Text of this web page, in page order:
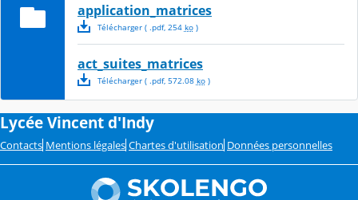
application_matrices
Télécharger( .pdf, 254 ko)
act_suites_matrices
Télécharger( .pdf, 572.08 ko)
Lycée Vincent d'Indy
Contacts Mentions légales Chartes d'utilisation Données personnelles